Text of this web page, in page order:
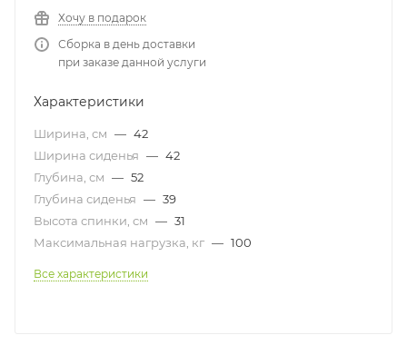
Хочу в подарок
Сборка в день доставки
при заказе данной услуги
Характеристики
Ширина, см — 42
Ширина сиденья — 42
Глубина, см — 52
Глубина сиденья — 39
Высота спинки, см — 31
Максимальная нагрузка, кг — 100
Все характеристики